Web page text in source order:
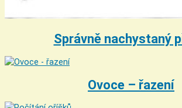
Správně nachystaný
Ovoce – řazení